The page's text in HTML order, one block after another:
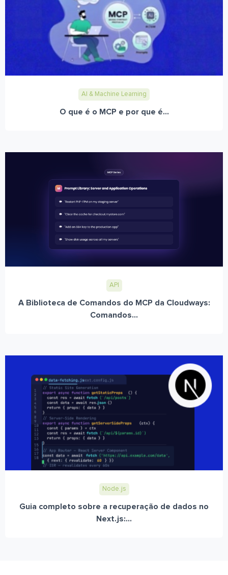
AI & Machine Learning
O que é o MCP e por que é...
API
A Biblioteca de Comandos do MCP da Cloudways:
Comandos...
Node.js
Guia completo sobre a recuperação de dados no
Next.js:...